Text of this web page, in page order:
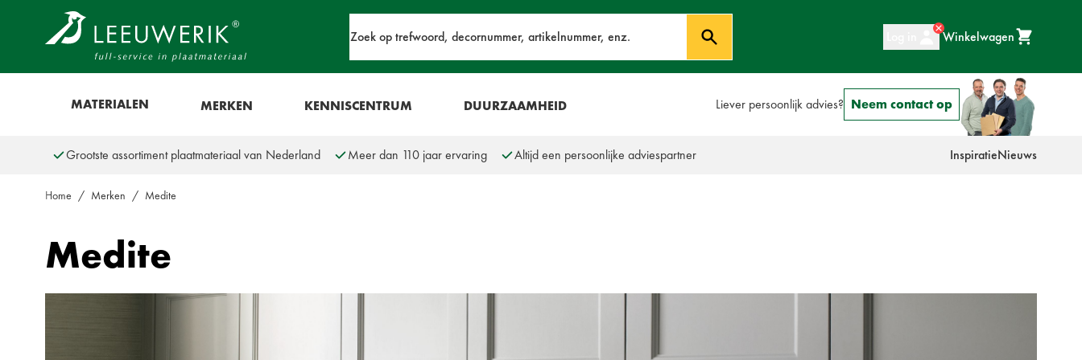
Ga naar de inhoud
Winkelwagen
MATERIALEN
MERKEN
KENNISCENTRUM DUURZAAMHEID Liever persoonlijk advies? Neem contact op
Grootste assortiment plaatmateriaal van Nederland Meer dan 110 jaar ervaring Altijd een persoonlijke adviespartner InspiratieNieuws
Home / Merken / Medite
Medite